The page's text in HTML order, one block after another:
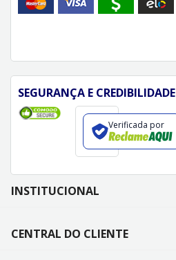
SEGURANÇA E CREDIBILIDADE
Verificada por
FORMAS DE
PAGAMENTO
INSTITUCIONAL
CENTRAL DO CLIENTE